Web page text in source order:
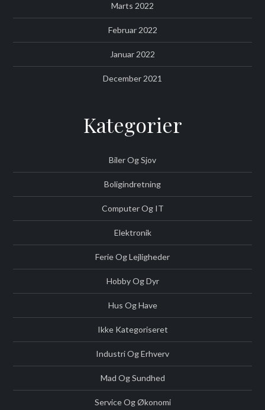
Marts 2022
Februar 2022
Januar 2022
December 2021
Kategorier
Biler Og Sjov
Boligindretning
Computer Og IT
Elektronik
Ferie Og Lejligheder
Hobby Og Dyr
Hus Og Have
Ikke Kategoriseret
Industri Og Erhverv
Mad Og Sundhed
Service Og Økonomi